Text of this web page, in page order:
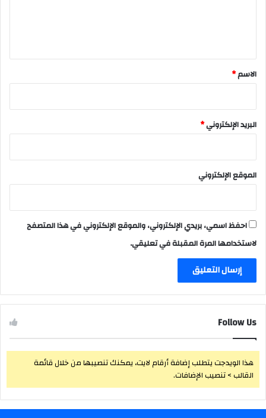
*
الاسم*
البريد الإلكتروني*
الموقع الإلكتروني
احفظ اسمي، بريدي الإلكتروني، والموقع الإلكتروني في هذا المتصفح
لاستخدامها المرة المقبلة في تعليقي.
Follow Us
هذا الويدجت يتطلب إضافة أرقام لايت، يمكنك تنصيبها من خلال قائمة
القالب > تنصيب الإضافات.